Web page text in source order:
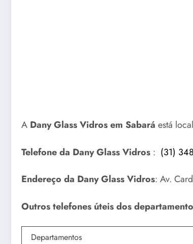
A Dany Glass Vidros em Sabará está
Telefone da Dany Glass Vidros : (31)
Endereço da Dany Glass Vidros: Av.
Outros telefones úteis dos
Departamentos